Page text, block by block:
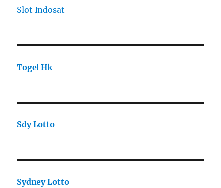
Slot Indosat
Togel Hk
Sdy Lotto
Sydney Lotto